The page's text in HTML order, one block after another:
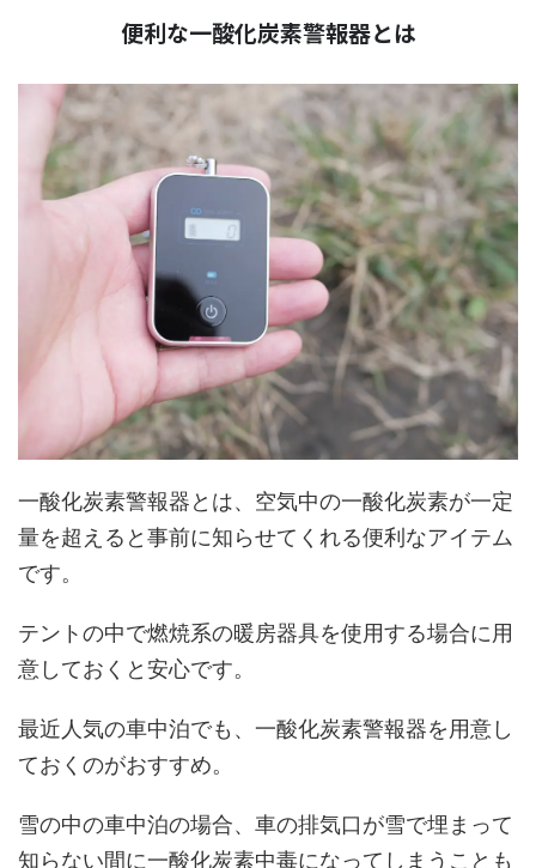
便利な一酸化炭素警報器とは
一酸化炭素警報器とは、空気中の一酸化炭素が一定
量を超えると事前に知らせてくれる便利なアイテム
です。
テントの中で燃焼系の暖房器具を使用する場合に用
意しておくと安心です。
最近人気の車中泊でも、一酸化炭素警報器を用意し
ておくのがおすすめ。
雪の中の車中泊の場合、車の排気口が雪で埋まって
知らない間に一酸化炭素中毒になってしまうことも